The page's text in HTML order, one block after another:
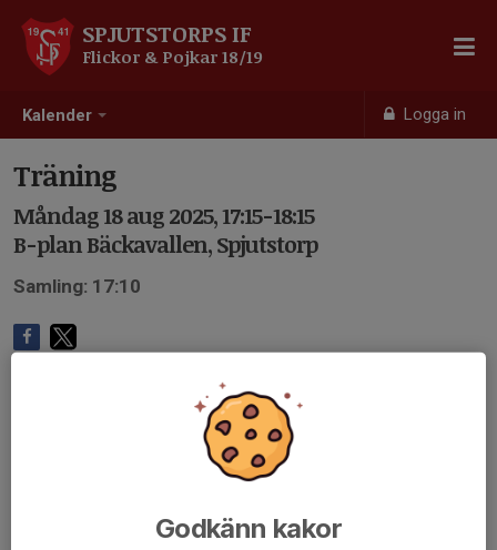
Kalender Logga in
SPJUTSTORPS IF
Flickor & Pojkar 18/19
Träning
Måndag 18 aug 2025, 17:15-18:15
B-plan Bäckavallen, Spjutstorp
Samling: 17:10
Godkänn kakor